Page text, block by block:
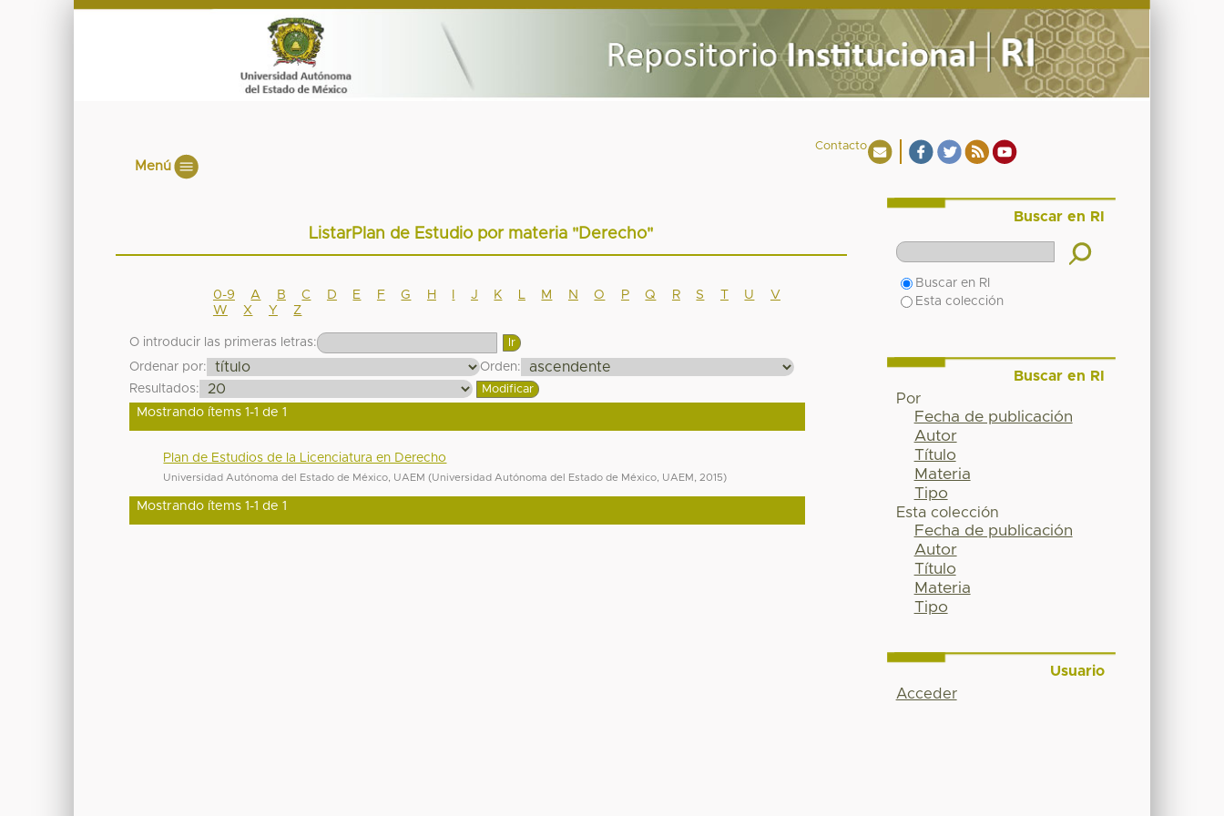
Contacto
Menú
ListarPlan de Estudio por materia "Derecho"
0-9 A B C D E F G H J K M N O P Q R S T U
V
W
X Y Z
O introducir las primeras letras:
Ordenar por:
Orden:
Resultados:
Mostrando ítems 1-1 de 1
Plan de Estudios de la Licenciatura en Derecho
Universidad Autónoma del Estado de México, UAEM (Universidad Autónoma del Estado de México, UAEM 2015)
Mostrando ítems 1-1 de 1
Buscar en RI
Buscar en RI
Esta colección
Buscar en RI
Por
Fecha de publicación
Autor
Título
Materia
Tipo
Esta colección
Fecha de publicación
Autor
Título
Materia
Tipo
Usuario
Acceder